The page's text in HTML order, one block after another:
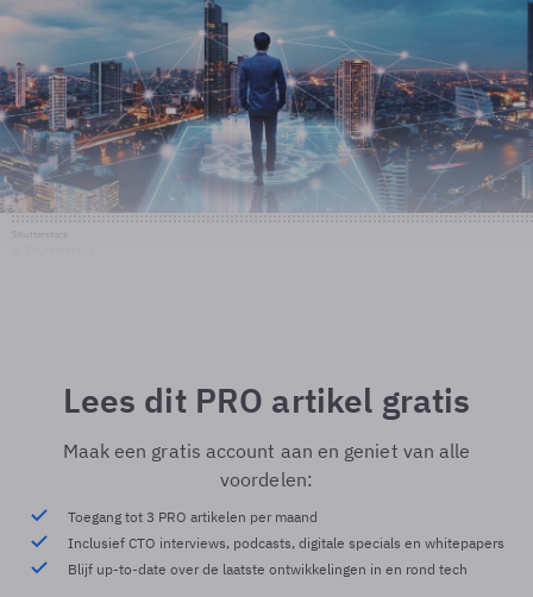
Lees dit PRO artikel gratis
Maak een gratis account aan en geniet van alle
voordelen:
Toegang tot 3 PRO artikelen per maand
Inclusief CTO interviews, podcasts, digitale specials en whitepapers
Blijf up-to-date over de laatste ontwikkelingen in en rond tech